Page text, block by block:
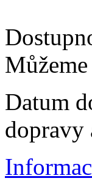
Datum
dopravy